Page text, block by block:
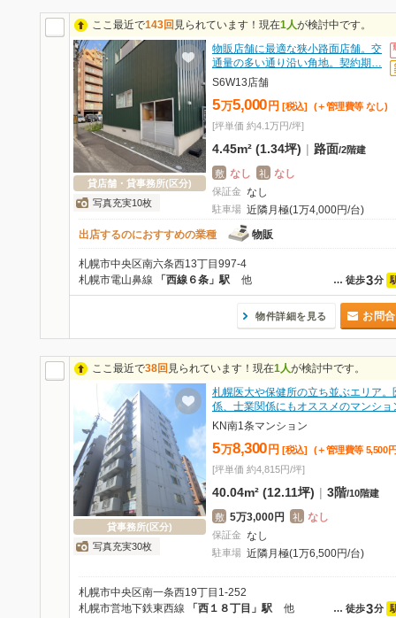
ここ最近で143回 見られています！現在1人が検討中です。
貸店舗・貸事務所(区分)
写真充実10枚
物販店舗に最適な狭小路面店舗。交
通量の多い通り沿い角地。契約期…
S6W13店舗
5万5,000 円 [税込] (＋管理費等 なし)
[坪単価 約4.1万円/坪]
4.45m² (1.34坪) | 路面/2階建
敷 なし 礼 なし
保証金 なし
駐車場 近隣月極(1万4,000円/台)
出店するのにおすすめの業種
物販
札幌市中央区南六条西13丁目997-4
… 徒歩3分
札幌市電山鼻線 「西線６条」駅 他
物件詳細を見る お問
ここ最近で38回 見られています！現在1人が検討中です。
貸事務所(区分)
写真充実30枚
札幌医大や保健所の立ち並ぶエリア。
係、士業関係にもオススメのマンシ
KN南1条マンション
5万8,300 円 [税込] (＋管理費等 5,500
[坪単価 約4,815円/坪]
40.04m² (12.11坪) | 3階/10階建
敷 5万3,000円 礼 なし
保証金 なし
駐車場 近隣月極(1万6,500円/台)
札幌市中央区南一条西19丁目1-252
… 徒歩3分
札幌市営地下鉄東西線 「西１８丁目」駅 他